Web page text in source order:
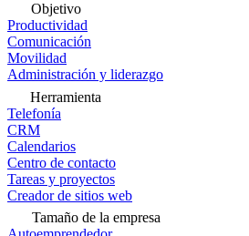
Objetivo
Productividad
Comunicación
Movilidad
Administración y liderazgo
Herramienta
Telefonía
CRM
Calendarios
Centro de contacto
Tareas y proyectos
Creador de sitios web
Tamaño de la empresa